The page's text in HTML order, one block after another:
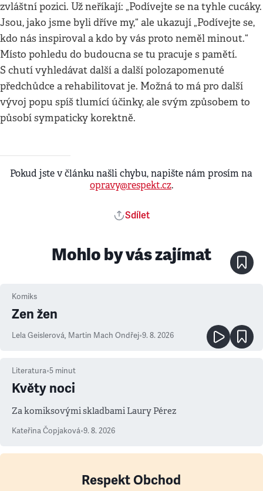
zvláštní pozici. Už neříkají: „Podívejte se na tyhle cucáky.
Jsou, jako jsme byli dříve my,“ ale ukazují „Podívejte se,
kdo nás inspiroval a kdo by vás proto neměl minout.“
Místo pohledu do budoucna se tu pracuje s pamětí.
S chutí vyhledávat další a další polozapomenuté
předchůdce a rehabilitovat je. Možná to má pro další
vývoj popu spíš tlumící účinky, ale svým způsobem to
působí sympaticky korektně.
Pokud jste v článku našli chybu, napište nám prosím na
opravy@respekt.cz.
Sdílet
Mohlo by vás zajímat
Komiks
Zen žen
Lela Geislerová, Martin Mach Ondřej•9. 8. 2026
Literatura•5 minut
Květy noci
Za komiksovými skladbami Laury Pérez
Kateřina Čopjaková•9. 8. 2026
Respekt Obchod